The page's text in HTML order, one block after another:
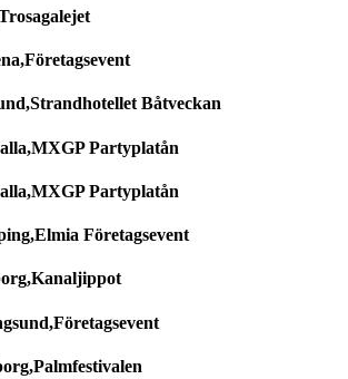
Båtveckan
Partyplatån
Partyplatån
Företagsevent